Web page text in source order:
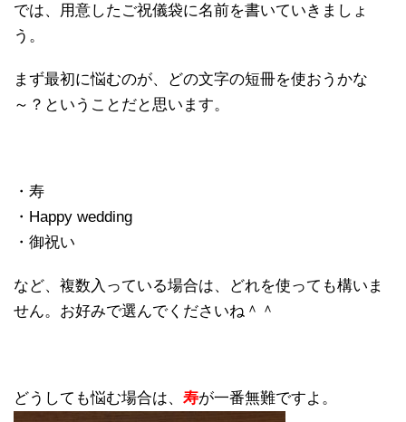
では、用意したご祝儀袋に名前を書いていきましょ
う。
まず最初に悩むのが、どの文字の短冊を使おうかな
～？ということだと思います。
・寿
・Happy wedding
・御祝い
など、複数入っている場合は、どれを使っても構いま
せん。お好みで選んでくださいね＾＾
どうしても悩む場合は、 寿が一番無難ですよ。